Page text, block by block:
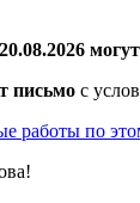
письмо с
работы по